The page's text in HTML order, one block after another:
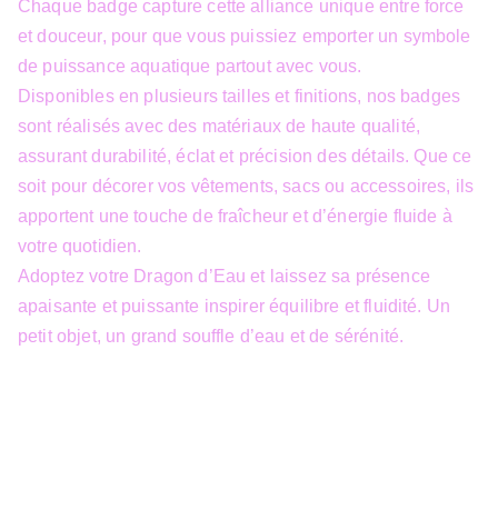
Chaque badge capture cette alliance unique entre force
et douceur, pour que vous puissiez emporter un symbole
de puissance aquatique partout avec vous.
Disponibles en plusieurs tailles et finitions, nos badges
sont réalisés avec des matériaux de haute qualité,
assurant durabilité, éclat et précision des détails. Que ce
soit pour décorer vos vêtements, sacs ou accessoires, ils
apportent une touche de fraîcheur et d’énergie fluide à
votre quotidien.
Adoptez votre Dragon d’Eau et laissez sa présence
apaisante et puissante inspirer équilibre et fluidité. Un
petit objet, un grand souffle d’eau et de sérénité.